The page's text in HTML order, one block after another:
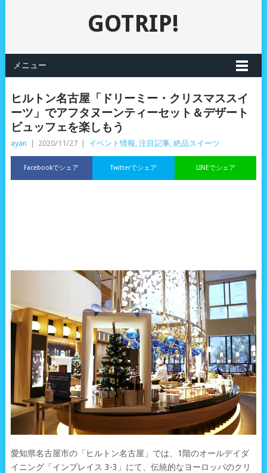
GOTRIP!
メニュー
ヒルトン名古屋「ドリーミー・クリスマススイ
ーツ」でアフタヌーンティーセット＆デザート
ビュッフェを楽しもう
ayan 2020/11/27 イベント情報, 注目記事, 絶品スイーツ
Facebookでシェア LINEでシェア
Twitterでシェア
愛知県名古屋市の「ヒルトン名古屋」では、1階のオールデイダ
イニング「インプレイス 3-3」にて、伝統的なヨーロッパのクリ